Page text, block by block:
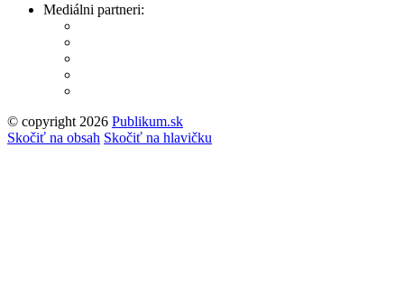
Mediálni partneri:
© copyright 2026 Publikum.sk
Tvorba stránok: Enjoy
Skočiť na obsah Skočiť na hlavičku